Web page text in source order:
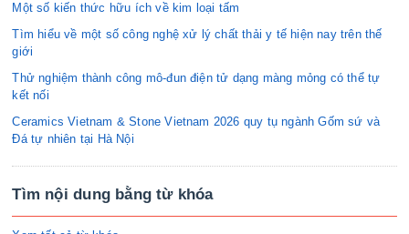
Một số kiến thức hữu ích về kim loại tấm
Tìm hiểu về một số công nghệ xử lý chất thải y tế hiện nay trên thế
giới
Thử nghiệm thành công mô-đun điện tử dạng màng mỏng có thể tự
kết nối
Ceramics Vietnam & Stone Vietnam 2026 quy tụ ngành Gốm sứ và
Đá tự nhiên tại Hà Nội
Tìm nội dung bằng từ khóa